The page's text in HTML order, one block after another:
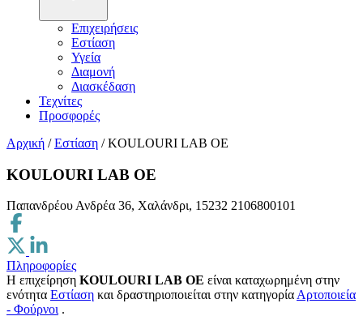
Επιχειρήσεις
Εστίαση
Υγεία
Διαμονή
Διασκέδαση
Τεχνίτες
Προσφορές
Αρχική / Εστίαση / KOULOURI LAB ΟΕ
KOULOURI LAB ΟΕ
Παπανδρέου Ανδρέα 36, Χαλάνδρι, 15232 2106800101
Πληροφορίες
Η επιχείρηση KOULOURI LAB ΟΕ είναι καταχωρημένη στην
ενότητα Εστίαση και δραστηριοποιείται στην κατηγορίαΑρτοποιεία
- Φούρνοι .